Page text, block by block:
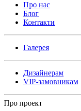
Про нас
Блог
Контакти
Галерея
Дизайнерам
VIP-замовникам
Про проект